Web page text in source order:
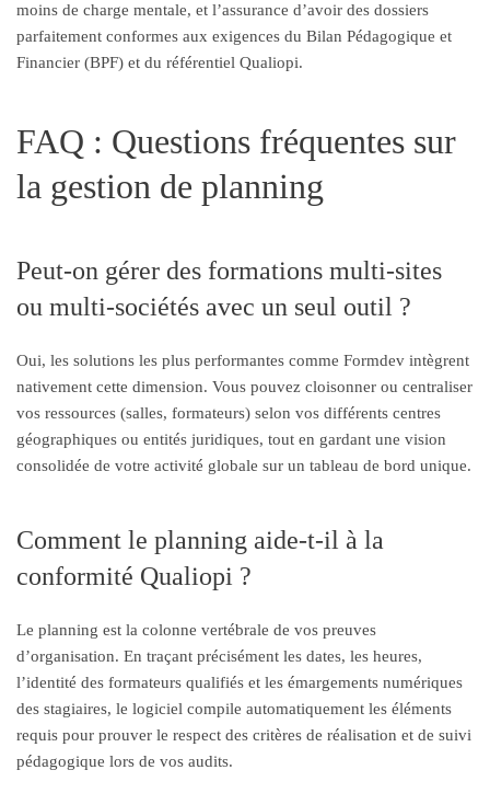
moins de charge mentale, et l’assurance d’avoir des dossiers
parfaitement conformes aux exigences du Bilan Pédagogique et
Financier (BPF) et du référentiel Qualiopi.
FAQ : Questions fréquentes sur
la gestion de planning
Peut-on gérer des formations multi-sites
ou multi-sociétés avec un seul outil ?
Oui, les solutions les plus performantes comme Formdev intègrent
nativement cette dimension. Vous pouvez cloisonner ou centraliser
vos ressources (salles, formateurs) selon vos différents centres
géographiques ou entités juridiques, tout en gardant une vision
consolidée de votre activité globale sur un tableau de bord unique.
Comment le planning aide-t-il à la
conformité Qualiopi ?
Le planning est la colonne vertébrale de vos preuves
d’organisation. En traçant précisément les dates, les heures,
l’identité des formateurs qualifiés et les émargements numériques
des stagiaires, le logiciel compile automatiquement les éléments
requis pour prouver le respect des critères de réalisation et de suivi
pédagogique lors de vos audits.